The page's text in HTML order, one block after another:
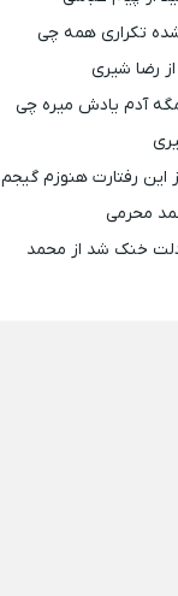
تکراری همه چی
رضا شیری
آدم یادش میره چی
این رفتارت هنوزم گیجم
محرمی
خنک شد از محمد